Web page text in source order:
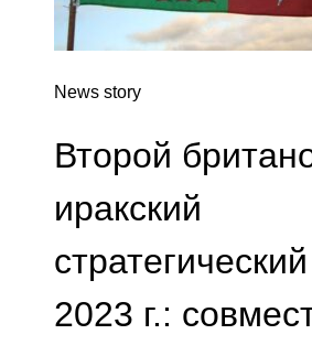
News story
Второй
иракский
2023 г.: